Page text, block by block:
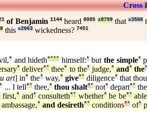
Cross
of Benjamin 1144heard8085 z8799thatx3588
this x2063 wickedness? 7451
ª and hidethª°°° himself:¹butthe simpleª
ª deliverª° theeª to the¹judge,ª andª the¹
art] inª the¹way,ª giveª°diligenceªthat
ª ... I tellª°thee,ª thou shalt²° notª departª°
first,ª and¹consultethª° whetherª he beª°able
ª and desirethª° conditions²¹ of¹